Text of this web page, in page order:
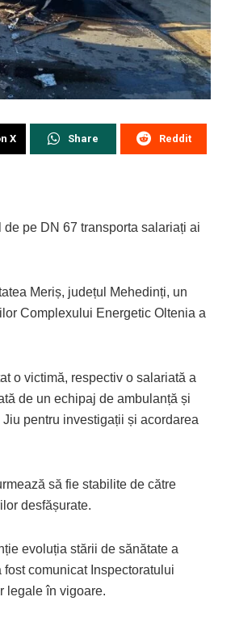
X Share Reddit
pe DN 67 transporta salariați ai
Meriș, județul Mehedinți, un
Complexului Energetic Oltenia a
o victimă, respectiv o salariată a
de un echipaj de ambulanță și
pentru investigații și acordarea
să fie stabilite de către
desfășurate.
evoluția stării de sănătate a
comunicat Inspectoratului
legale în vigoare.